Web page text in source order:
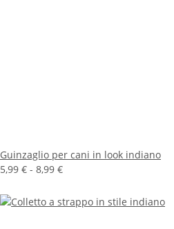
Guinzaglio per cani in look indiano
5,99 € - 8,99 €